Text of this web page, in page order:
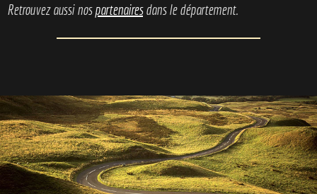
Retrouvez aussi nospartenairesdans le département.